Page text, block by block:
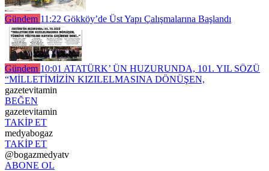
Gündem 11:22 Gökköy’de Üst Yapı Çalışmalarına Başlandı
Gündem 10:01 ATATÜRK’ ÜN HUZURUNDA, 101. YIL SÖZÜ
“MİLLETİMİZİN KIZILELMASINA DÖNÜŞEN,
gazetevitamin
BEĞEN
gazetevitamin
TAKİP ET
medyabogaz
TAKİP ET
@bogazmedyatv
ABONE OL